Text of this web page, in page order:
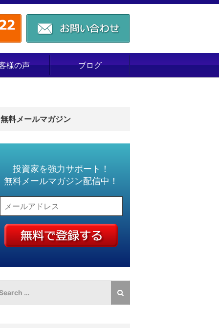
様の声 ブログ
無料メールマガジン
投資家を強力サポート！
無料メールマガジン配信中！